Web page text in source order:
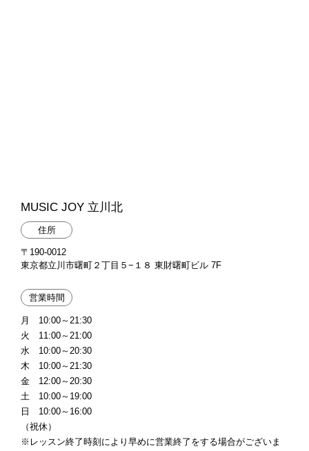
MUSIC JOY 立川北
住所
〒190-0012
東京都立川市曙町２丁目５−１８ 東財曙町ビル 7F
営業時間
月 10:00～21:30
火 11:00～21:00
水 10:00～20:30
木 10:00～21:30
金 12:00～20:30
土 10:00～19:00
日 10:00～16:00
（祝休）
※レッスン終了時刻により早めに営業終了をする場合がございま